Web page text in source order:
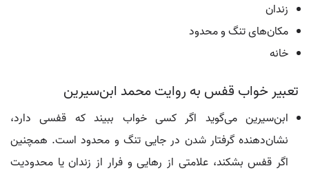
زندان
مکان‌های تنگ و محدود
خانه
تعبیر خواب قفس به روایت محمد ابن‌سیرین
ابن‌سیرین می‌گوید اگر کسی خواب ببیند که قفسی دارد،
نشان‌دهنده گرفتار شدن در جایی تنگ و محدود است. همچنین
اگر قفس بشکند، علامتی از رهایی و فرار از زندان یا محدودیت